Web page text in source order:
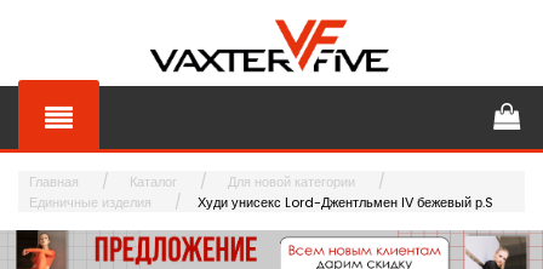
Главная Каталог
Для новой категории
Единичные изделия
Худи унисекс Lord-Джентльмен IV бежевый р.S